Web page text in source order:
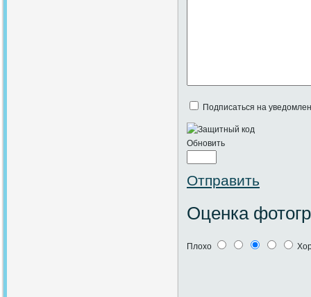
Подписаться на
Обновить
Отправить
Оценка
Плохо